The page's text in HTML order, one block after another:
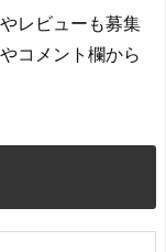
レビューも募集
コメント欄から